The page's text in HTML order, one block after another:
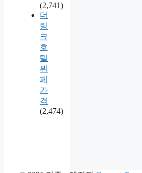
(2,741)
더
링
크
호
텔
뷔
페
가
격
(2,474)